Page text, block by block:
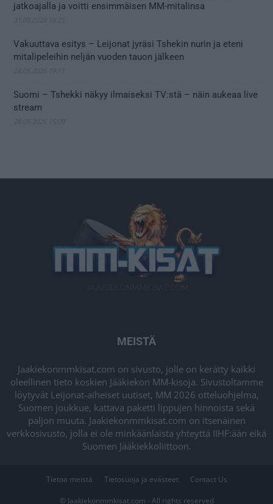
jatkoajalla ja voitti ensimmäisen MM-mitalinsa
Vakuuttava esitys – Leijonat jyräsi Tshekin nurin ja eteni
mitalipeleihin neljän vuoden tauon jälkeen
Suomi – Tshekki näkyy ilmaiseksi TV:stä – näin aukeaa live
stream
MEISTÄ
Jaakiekonmmkisat.com on sivusto, jolle on kerätty kaikki
oleellinen tieto koskien Jääkiekon MM-kisoja. Sivustoltamme
löytyvät Leijonat-aiheiset uutiset, MM 2026 otteluohjelma,
Suomen joukkue, kattava paketti lippujen hinnoista sekä
paljon muuta. Jaakiekonmmkisat.com on itsenäinen
verkkosivusto, jolla ei ole minkäänlaista yhteyttä IIHF:ään eikä
Suomen Jääkiekkoliittoon.
Tietoa meistä Tietosuoja ja evästeet Contact Us
© Jaakiekonmmkisat.com - All rights reserved